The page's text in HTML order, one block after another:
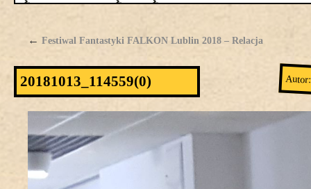
← Festiwal Fantastyki FALKON Lublin 2018 – Relacja
20181013_114559(0) Autor: